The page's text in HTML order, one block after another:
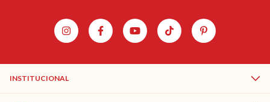
INSTITUCIONAL